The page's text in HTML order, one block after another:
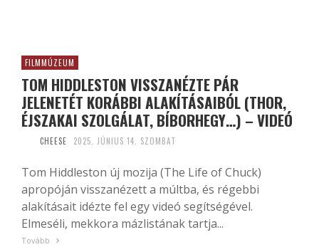
FILMMÚZEUM
TOM HIDDLESTON VISSZANÉZTE PÁR
JELENETÉT KORÁBBI ALAKÍTÁSAIBÓL (THOR,
ÉJSZAKAI SZOLGÁLAT, BÍBORHEGY…) – VIDEÓ
CHEESE 2025. JÚNIUS 14. SZOMBAT
Tom Hiddleston új mozija (The Life of Chuck)
apropóján visszanézett a múltba, és régebbi
alakításait idézte fel egy videó segítségével.
Elmeséli, mekkora mázlistának tartja...
Tovább